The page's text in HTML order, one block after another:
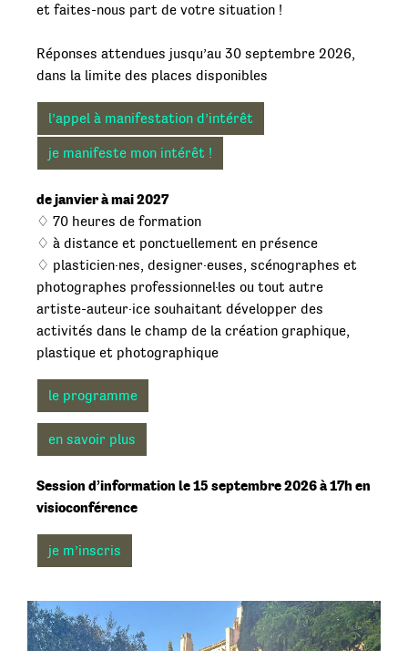
et faites-nous part de votre situation !
Réponses attendues jusqu’au 30 septembre 2026,
dans la limite des places disponibles
l’appel à manifestation d’intérêt
je manifeste mon intérêt !
de janvier à mai 2027
♢ 70 heures de formation
♢ à distance et ponctuellement en présence
♢ plasticien·nes, designer·euses, scénographes et
photographes professionnel·les ou tout autre
artiste-auteur·ice souhaitant développer des
activités dans le champ de la création graphique,
plastique et photographique
le programme
en savoir plus
Session d’information le 15 septembre 2026 à 17h en
visioconférence
je m’inscris